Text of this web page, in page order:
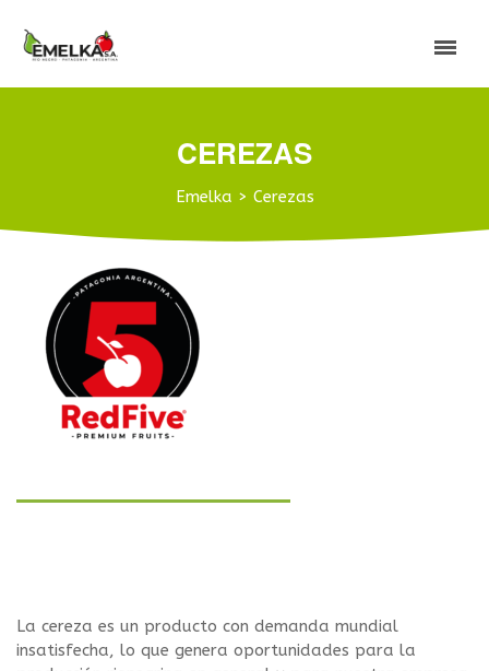
CEREZAS
Emelka > Cerezas
La cereza es un producto con demanda mundial
insatisfecha, lo que genera oportunidades para la